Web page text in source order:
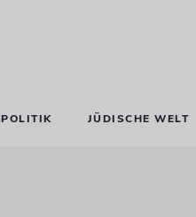
POLITIK JÜDISCHE WELT